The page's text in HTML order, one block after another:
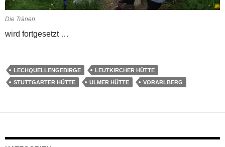
Die Tränen
wird fortgesetzt …
LECHQUELLENGEBIRGE
LEUTKIRCHER HÜTTE
STUTTGARTER HÜTTE
ULMER HÜTTE VORARLBERG